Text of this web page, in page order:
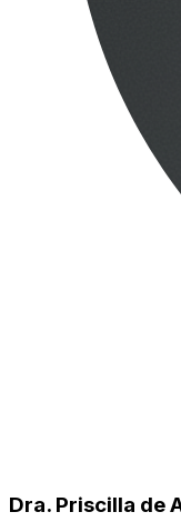
Dra. Priscilla de